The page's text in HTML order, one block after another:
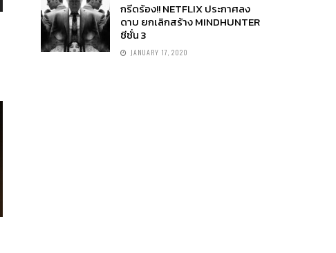
กรีดร้อง!! NETFLIX ประกาศลง
ดาบ ยกเลิกสร้าง MINDHUNTER
ซีซั่น 3
JANUARY 17, 2020